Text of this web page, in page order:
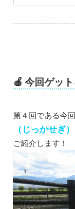
🍎今回ゲッ
第４回である今
（じっかせぎ）
ご紹介します！